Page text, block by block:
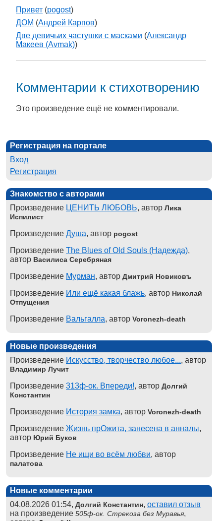
Привет (pogost)
ДОМ (Андрей Карпов)
Две девичьих частушки с масками (Александр
Макеев (Avmak))
Комментарии к стихотворению
Это произведение ещё не комментировали.
Регистрация на портале
Вход
Регистрация
Знакомство с авторами
Произведение ЦЕНИТЬ ЛЮБОВЬ, автор Лика
Испилист
Произведение Душа, автор pogost
Произведение The Blues of Old Souls (Надежда),
автор Василиса Серебряная
Произведение Мурман, автор Дмитрий Новиковъ
Произведение Или ещё какая блажь, автор Николай
Отпущения
Произведение Вальгалла, автор Voronezh-death
Новые произведения
Произведение Искусство, творчество любое..., автор
Владимир Лучит
Произведение 313ф-ок. Впереди!, автор Долгий
Константин
Произведение История замка, автор Voronezh-death
Произведение Жизнь прОжита, занесена в анналы,
автор Юрий Буков
Произведение Не ищи во всём любви, автор
палатова
Новые комментарии
04.08.2026 01:54, Долгий Константин, оставил отзыв
на произведение 505ф-ок. Стрекоза без Муравья,